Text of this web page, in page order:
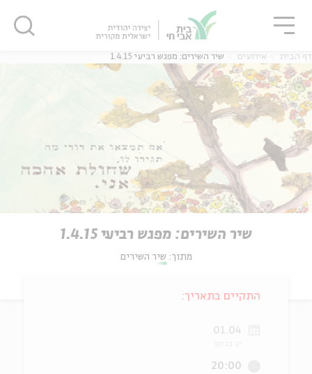
דף הבית אירועים שיר השירים: מפגש רביעי 1.4.15
שיר השירים: מפגש רביעי 1.4.15
מתוך: שיר השירים
התקיים בתאריך:
01.04
20:00
סגור